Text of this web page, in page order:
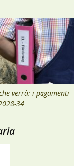
verrà: i pagamenti
34